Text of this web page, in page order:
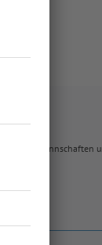
Mannschaften